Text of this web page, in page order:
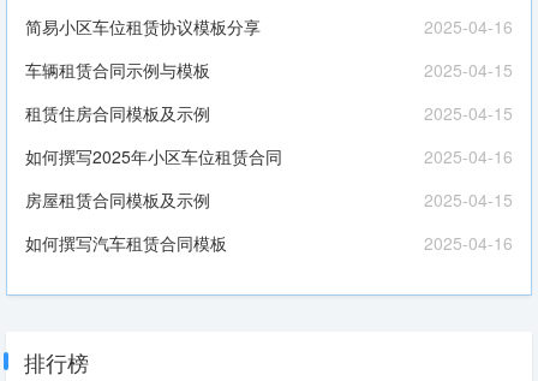
2025-04-16
简易小区车位租赁协议模板分享
2025-04-15
车辆租赁合同示例与模板
2025-04-15
租赁住房合同模板及示例
2025-04-16
如何撰写2025年小区车位租赁合同
2025-04-15
房屋租赁合同模板及示例
2025-04-16
如何撰写汽车租赁合同模板
排行榜